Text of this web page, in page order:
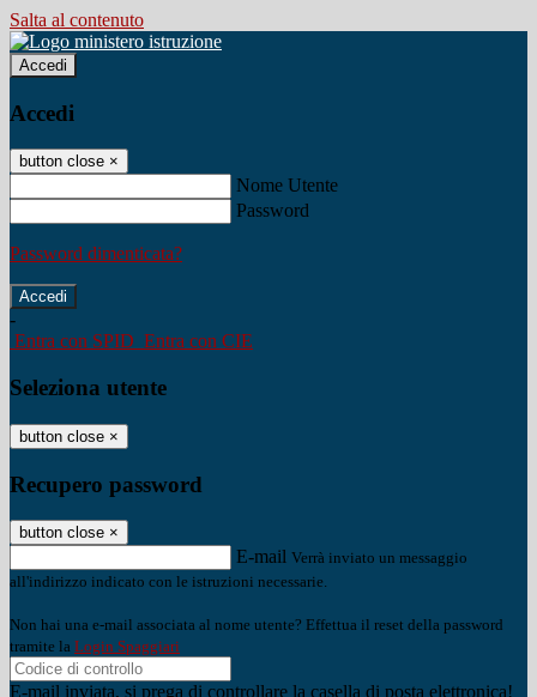
Salta al contenuto
Accedi
Accedi
button close ×
Nome Utente
Password
Password dimenticata?
-
Entra con SPID Entra con CIE
Seleziona utente
button close ×
Recupero password
button close ×
E-mail Verrà inviato un messaggio
all'indirizzo indicato con le istruzioni necessarie.
Non hai una e-mail associata al nome utente? Effettua il reset della password
tramite la Login Spaggiari
E-mail inviata, si prega di controllare la casella di posta elettronica!